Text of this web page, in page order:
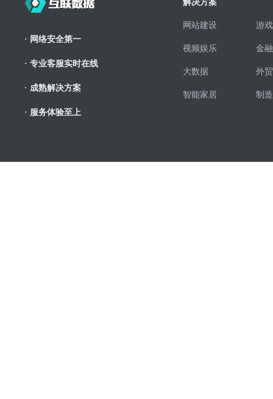
· 网络安全第一
· 专业客服实时在线
· 成熟解决方案
· 服务体验至上
解决方案
网站建设 游
视频娱乐 金
大数据 外
智能家居 制